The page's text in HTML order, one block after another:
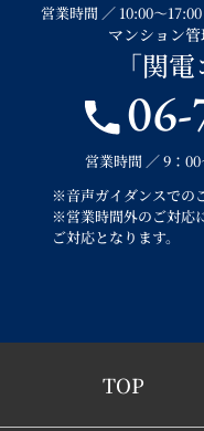
営業時間 ／ 10:00～
マンション
「関
営業時間 ／ 9：
※音声ガイダンスでの
※営業時間外のご対応
ご対応となります。
TOP